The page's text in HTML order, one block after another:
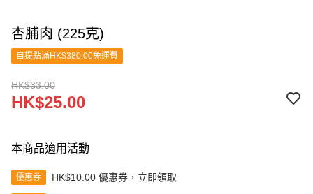
杏脯肉 (225克)
自提點滿HK$380.00免運費
HK$33.00
HK$25.00
本商品適用活動
優惠券 HK$10.00 優惠券，立即領取